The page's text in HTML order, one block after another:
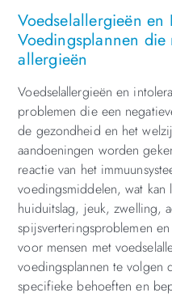
Voedselallergieën en
Voedingsplannen
allergieën
Voedselallergieën en
problemen die een
de gezondheid en het
aandoeningen worden
reactie van het
voedingsmiddelen, wat kan
huiduitslag, jeuk, zwelling,
spijsverteringsproblemen
voor mensen met
voedingsplannen te volgen
specifieke behoeften en